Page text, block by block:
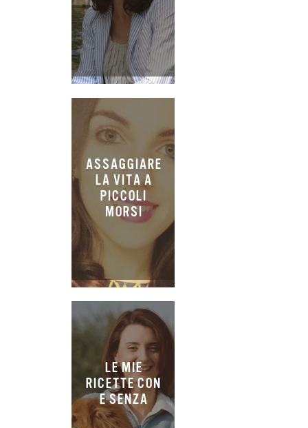
ASSAGGIARE
LA VITA A
PICCOLI
MORSI
LE MIE
RICETTE CON
E SENZA